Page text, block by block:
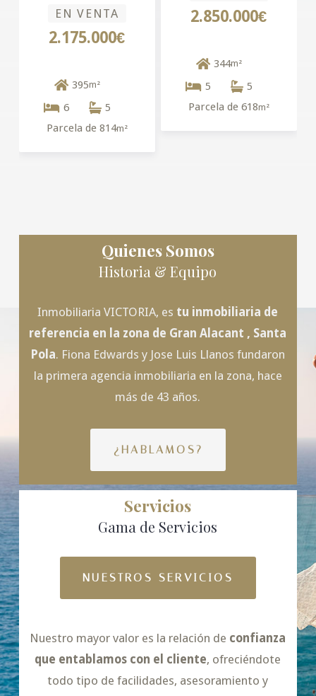
EN VENTA
2.175.000€
395m²
6
5
Parcela de 814m²
2.850.000€
344m²
5
5
Parcela de 618m²
Quienes Somos
Historia & Equipo
Inmobiliaria VICTORIA, es tu inmobiliaria de
referencia en la zona de Gran Alacant , Santa
Pola. Fiona Edwards y Jose Luis Llanos fundaron
la primera agencia inmobiliaria en la zona, hace
más de 43 años.
¿HABLAMOS?
Servicios
Gama de Servicios
NUESTROS SERVICIOS
Nuestro mayor valor es la relación de confianza
que entablamos con el cliente, ofreciéndote
todo tipo de facilidades, asesoramiento y